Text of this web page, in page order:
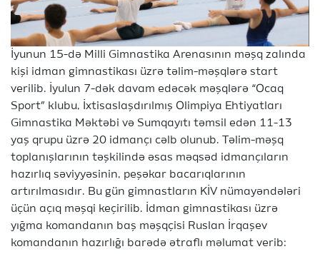
İyunun 15-də Milli Gimnastika Arenasının məşq zalında
kişi idman gimnastikası üzrə təlim-məşqlərə start
verilib. İyulun 7-dək davam edəcək məşqlərə “Ocaq
Sport” klubu, İxtisaslaşdırılmış Olimpiya Ehtiyatları
Gimnastika Məktəbi və Sumqayıtı təmsil edən 11-13
yaş qrupu üzrə 20 idmançı cəlb olunub. Təlim-məşq
toplanışlarının təşkilində əsas məqsəd idmançıların
hazırlıq səviyyəsinin, peşəkar bacarıqlarının
artırılmasıdır. Bu gün gimnastların KİV nümayəndələri
üçün açıq məşqi keçirilib. İdman gimnastikası üzrə
yığma komandanın baş məşqçisi Ruslan İrqaşev
komandanın hazırlığı barədə ətraflı məlumat verib: